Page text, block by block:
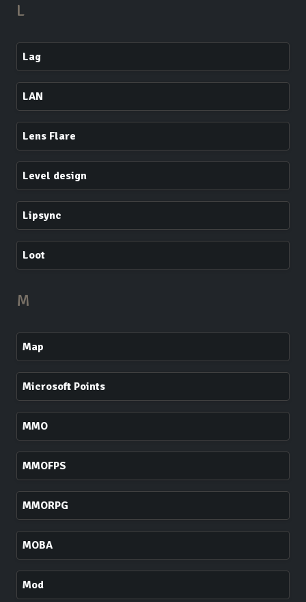
L
Lag
LAN
Lens Flare
Level design
Lipsync
Loot
M
Map
Microsoft Points
MMO
MMOFPS
MMORPG
MOBA
Mod